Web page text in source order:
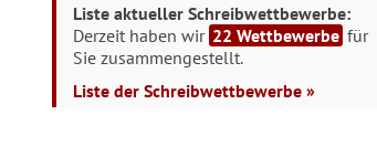
Liste aktueller Schreibwettbewerbe:
Derzeit haben wir 22 Wettbewerbe für
Sie zusammengestellt.
Liste der Schreibwettbewerbe »